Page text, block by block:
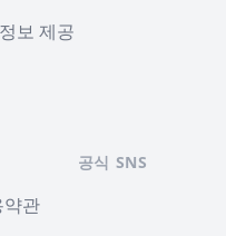
보 제공
약관
공식 SNS